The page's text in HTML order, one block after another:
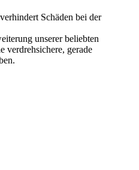
Schäden bei der
unserer beliebten
verdrehsichere, gerade